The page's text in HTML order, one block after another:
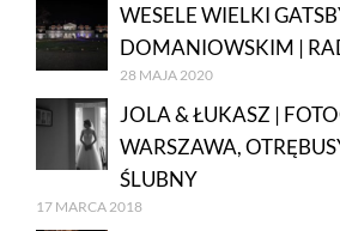
WESELE WIELKI
DOMANIOWSKIM |
28 MAJA 2020
JOLA & ŁUKASZ |
WARSZAWA,
ŚLUBNY
17 MARCA 2018